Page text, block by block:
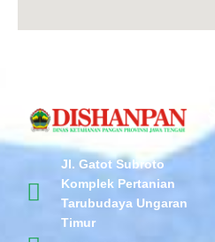
Jl. Gatot Subroto
Komplek Pertanian
Tarubudaya Ungaran
Timur